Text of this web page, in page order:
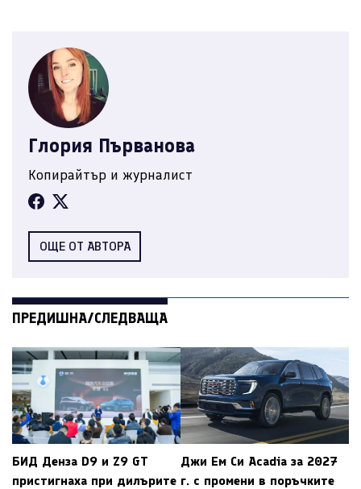
Глория Първанова
Копирайтър и журналист
ОЩЕ ОТ АВТОРА
ПРЕДИШНА/СЛЕДВАЩА
БИД Денза D9 и Z9 GT
пристигнаха при дилърите
Джи Ем Си Acadia за 2027
г. с промени в поръчките